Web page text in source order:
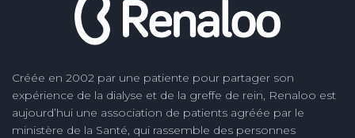
Créée en 2002 par une patiente pour partager son
expérience de la dialyse et de la greffe de rein, Renaloo est
aujourd’hui une association de patients agréée par le
ministère de la Santé, qui rassemble des personnes